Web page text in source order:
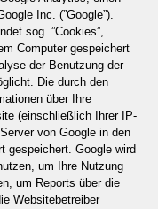
Inc. (”Google”).
sog. ”Cookies”,
Computer gespeichert
der Benutzung der
Die durch den
über Ihre
(einschließlich Ihrer IP-
von Google in den
gespeichert. Google wird
um Ihre Nutzung
um Reports über die
Websitebetreiber